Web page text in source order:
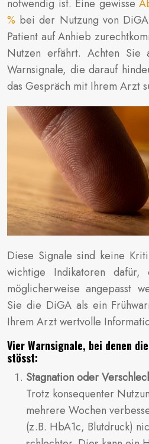
notwendig ist. Eine gewisse
% bei der Nutzung von
Patient auf Anhieb
Nutzen erfährt. Achten
Warnsignale, die darauf
das Gespräch mit Ihrem Arzt
Diese Signale sind keine
wichtige Indikatoren dafür,
möglicherweise angepasst
Sie die DiGA als ein
Ihrem Arzt wertvolle
Vier Warnsignale, bei denen
stösst:
Stagnation oder
Trotz konsequenter
mehrere Wochen
(z.B. HbA1c, Blutdruck)